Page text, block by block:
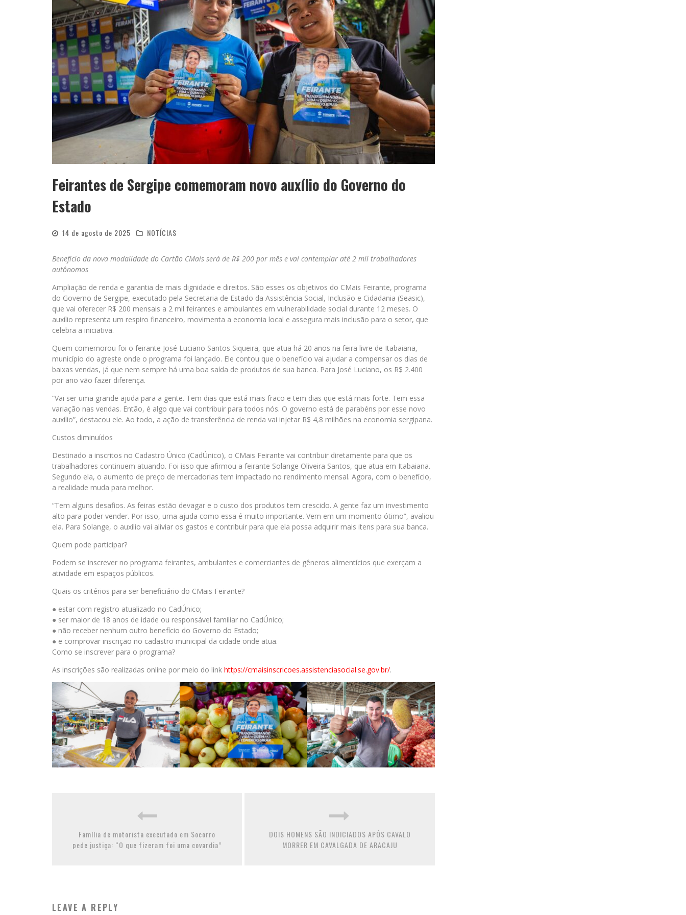
Feirantes de Sergipe comemoram novo auxílio do Governo do
Estado
14 de agosto de 2025 NOTÍCIAS
Benefício da nova modalidade do Cartão CMais será de R$ 200 por mês e vai contemplar até 2 mil trabalhadores
autônomos
Ampliação de renda e garantia de mais dignidade e direitos. São esses os objetivos do CMais Feirante, programa
do Governo de Sergipe, executado pela Secretaria de Estado da Assistência Social, Inclusão e Cidadania (Seasic),
que vai oferecer R$ 200 mensais a 2 mil feirantes e ambulantes em vulnerabilidade social durante 12 meses. O
auxílio representa um respiro financeiro, movimenta a economia local e assegura mais inclusão para o setor, que
celebra a iniciativa.
Quem comemorou foi o feirante José Luciano Santos Siqueira, que atua há 20 anos na feira livre de Itabaiana,
município do agreste onde o programa foi lançado. Ele contou que o benefício vai ajudar a compensar os dias de
baixas vendas, já que nem sempre há uma boa saída de produtos de sua banca. Para José Luciano, os R$ 2.400
por ano vão fazer diferença.
“Vai ser uma grande ajuda para a gente. Tem dias que está mais fraco e tem dias que está mais forte. Tem essa
variação nas vendas. Então, é algo que vai contribuir para todos nós. O governo está de parabéns por esse novo
auxílio”, destacou ele. Ao todo, a ação de transferência de renda vai injetar R$ 4,8 milhões na economia sergipana.
Custos diminuídos
Destinado a inscritos no Cadastro Único (CadÚnico), o CMais Feirante vai contribuir diretamente para que os
trabalhadores continuem atuando. Foi isso que afirmou a feirante Solange Oliveira Santos, que atua em Itabaiana.
Segundo ela, o aumento de preço de mercadorias tem impactado no rendimento mensal. Agora, com o benefício,
a realidade muda para melhor.
“Tem alguns desafios. As feiras estão devagar e o custo dos produtos tem crescido. A gente faz um investimento
alto para poder vender. Por isso, uma ajuda como essa é muito importante. Vem em um momento ótimo”, avaliou
ela. Para Solange, o auxílio vai aliviar os gastos e contribuir para que ela possa adquirir mais itens para sua banca.
Quem pode participar?
Podem se inscrever no programa feirantes, ambulantes e comerciantes de gêneros alimentícios que exerçam a
atividade em espaços públicos.
Quais os critérios para ser beneficiário do CMais Feirante?
● estar com registro atualizado no CadÚnico;
● ser maior de 18 anos de idade ou responsável familiar no CadÚnico;
● não receber nenhum outro benefício do Governo do Estado;
● e comprovar inscrição no cadastro municipal da cidade onde atua.
Como se inscrever para o programa?
As inscrições são realizadas online por meio do link https://cmaisinscricoes.assistenciasocial.se.gov.br/.
Família de motorista executado em Socorro
pede justiça: “O que fizeram foi uma covardia”
DOIS HOMENS SÃO INDICIADOS APÓS CAVALO
MORRER EM CAVALGADA DE ARACAJU
LEAVE A REPLY